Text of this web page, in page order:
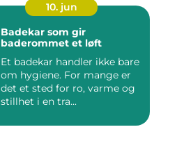
10. jun
Badekar som gir
baderommet et løft
Et badekar handler ikke bare
om hygiene. For mange er
det et sted for ro, varme og
stillhet i en tra...